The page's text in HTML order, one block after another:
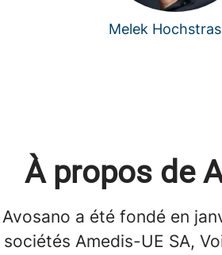
Melek
À propos de
a été fondé en
Amedis-UE SA,